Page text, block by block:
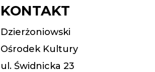
KONTAKT
Dzierżoniowski
Ośrodek Kultury
ul. Świdnicka 23